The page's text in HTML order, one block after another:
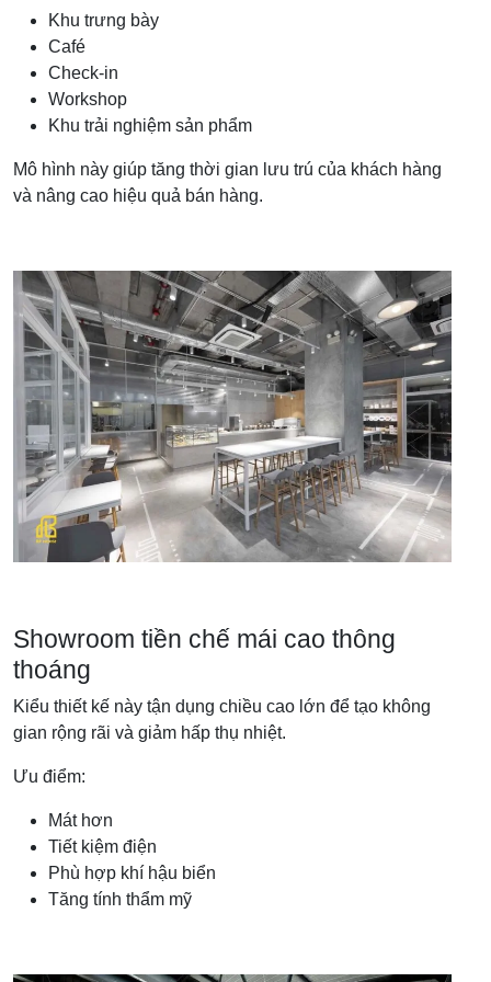
Khu trưng bày
Café
Check-in
Workshop
Khu trải nghiệm sản phẩm
Mô hình này giúp tăng thời gian lưu trú của khách hàng
và nâng cao hiệu quả bán hàng.
Showroom tiền chế mái cao thông
thoáng
Kiểu thiết kế này tận dụng chiều cao lớn để tạo không
gian rộng rãi và giảm hấp thụ nhiệt.
Ưu điểm:
Mát hơn
Tiết kiệm điện
Phù hợp khí hậu biển
Tăng tính thẩm mỹ